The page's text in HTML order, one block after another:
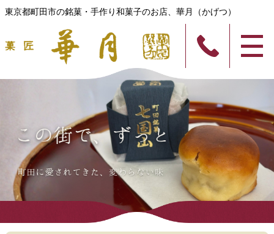
東京都町田市の銘菓・手作り和菓子のお店、華月（かげつ）